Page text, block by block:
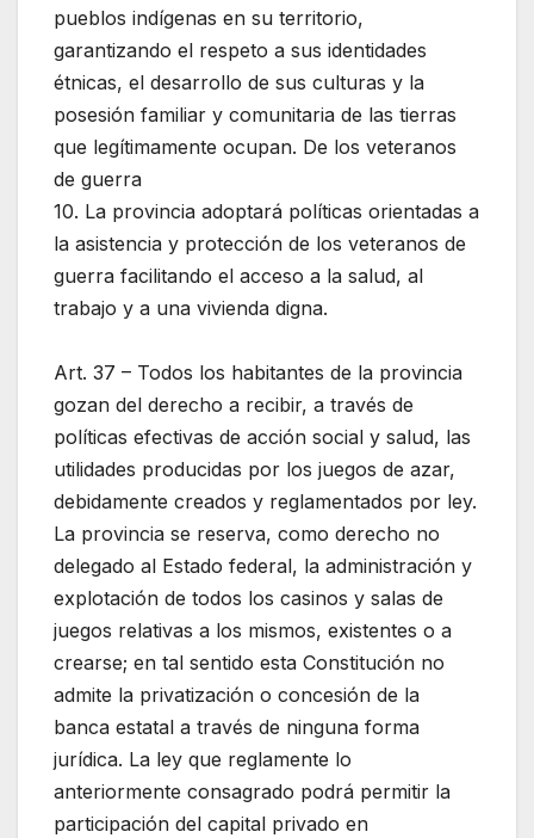
pueblos indígenas en su territorio,
garantizando el respeto a sus identidades
étnicas, el desarrollo de sus culturas y la
posesión familiar y comunitaria de las tierras
que legítimamente ocupan. De los veteranos
de guerra
10. La provincia adoptará políticas orientadas a
la asistencia y protección de los veteranos de
guerra facilitando el acceso a la salud, al
trabajo y a una vivienda digna.
Art. 37 – Todos los habitantes de la provincia
gozan del derecho a recibir, a través de
políticas efectivas de acción social y salud, las
utilidades producidas por los juegos de azar,
debidamente creados y reglamentados por ley.
La provincia se reserva, como derecho no
delegado al Estado federal, la administración y
explotación de todos los casinos y salas de
juegos relativas a los mismos, existentes o a
crearse; en tal sentido esta Constitución no
admite la privatización o concesión de la
banca estatal a través de ninguna forma
jurídica. La ley que reglamente lo
anteriormente consagrado podrá permitir la
participación del capital privado en